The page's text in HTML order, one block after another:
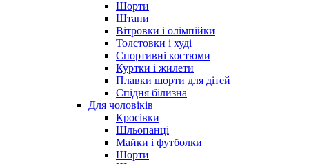
Шорти
Штани
Вітровки і олімпійки
Толстовки і худі
Спортивні костюми
Куртки і жилети
Плавки шорти для дітей
Спідня білизна
Для чоловіків
Кросівки
Шльопанці
Майки і футболки
Шорти